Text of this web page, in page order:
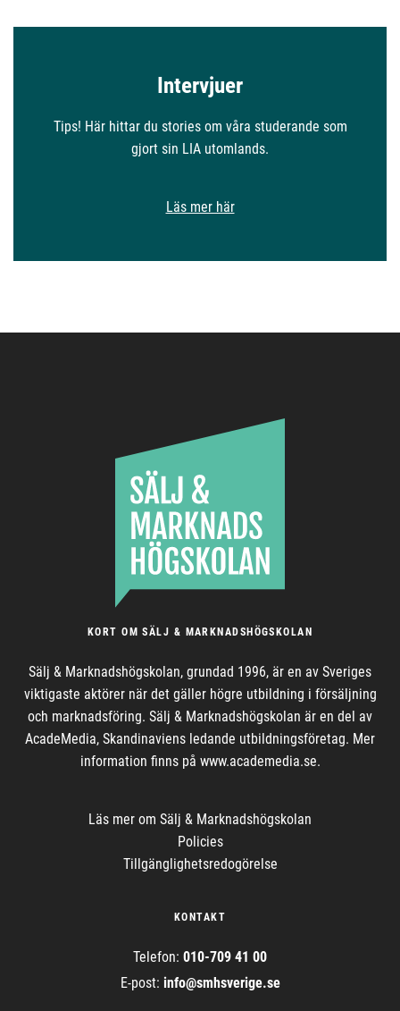
Intervjuer
Tips! Här hittar du stories om våra studerande som
gjort sin LIA utomlands.
Läs mer här
KORT OM SÄLJ & MARKNADSHÖGSKOLAN
Sälj & Marknadshögskolan, grundad 1996, är en av Sveriges
viktigaste aktörer när det gäller högre utbildning i försäljning
och marknadsföring. Sälj & Marknadshögskolan är en del av
AcadeMedia, Skandinaviens ledande utbildningsföretag. Mer
information finns på www.academedia.se.
Läs mer om Sälj & Marknadshögskolan
Policies
Tillgänglighetsredogörelse
KONTAKT
Telefon: 010-709 41 00
E-post: info@smhsverige.se